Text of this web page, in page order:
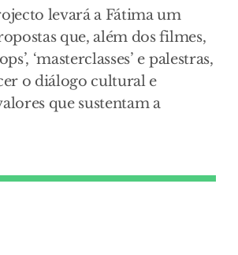
levará a Fátima um
que, além dos filmes,
‘masterclasses’ e palestras,
o diálogo cultural e
que sustentam a